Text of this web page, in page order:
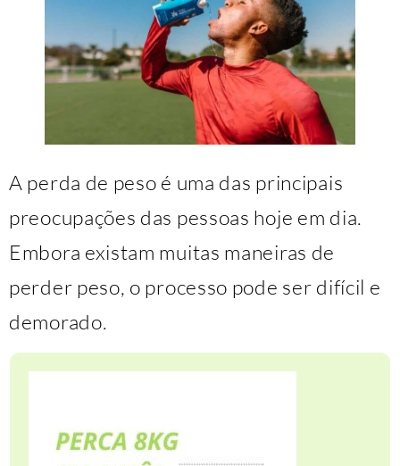
A perda de peso é uma das principais
preocupações das pessoas hoje em dia.
Embora existam muitas maneiras de
perder peso, o processo pode ser difícil e
demorado.